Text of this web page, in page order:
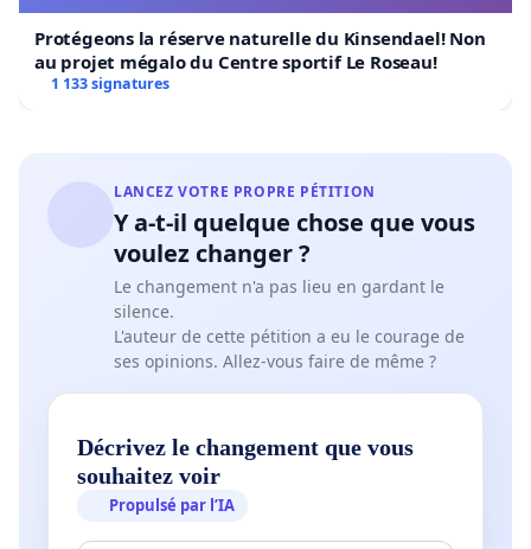
Protégeons la réserve naturelle du Kinsendael! Non
au projet mégalo du Centre sportif Le Roseau!
1 133 signatures
LANCEZ VOTRE PROPRE PÉTITION
Y a-t-il quelque chose que vous
voulez changer ?
Le changement n'a pas lieu en gardant le
silence.
L'auteur de cette pétition a eu le courage de
ses opinions. Allez-vous faire de même ?
Décrivez le changement que vous
souhaitez voir
Propulsé par l’IA